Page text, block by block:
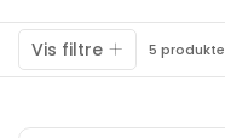
Vis filtre 5